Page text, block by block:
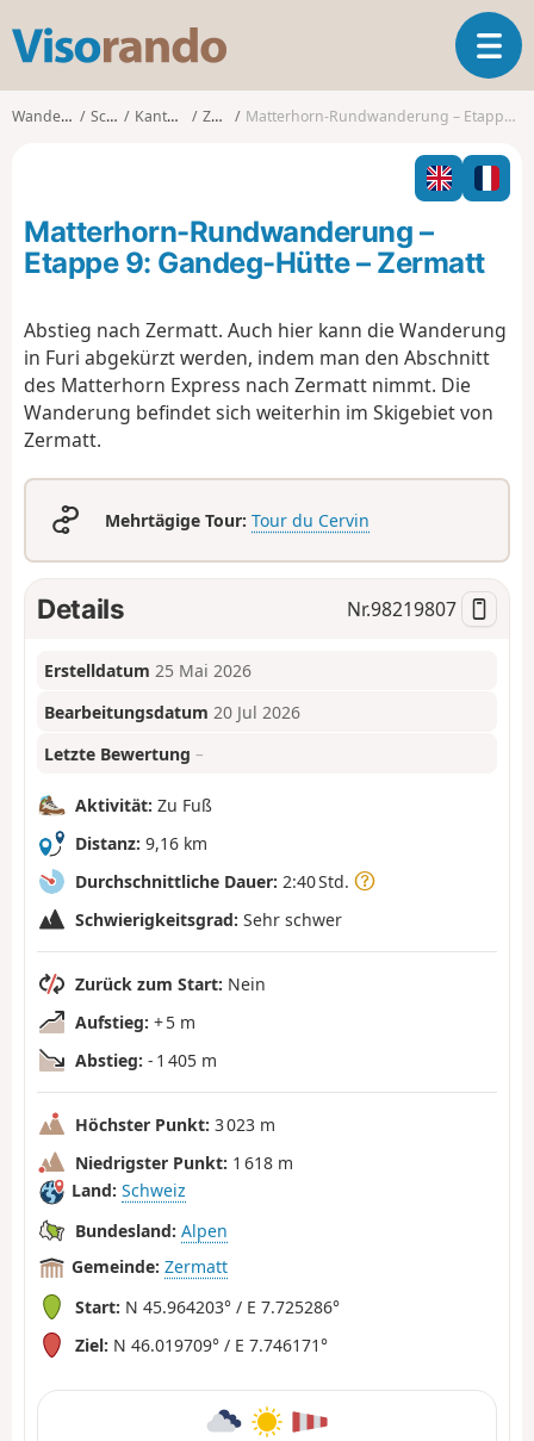
s
o
T
o
g
l
n
a
t
o
Wanderungen Schweiz Kanton Wallis Zermatt Matterhorn-Rundwanderung – Etappe 9: Gandeg-Hütte – Zermatt
Matterhorn-Rundwanderung –
Etappe 9: Gandeg-Hütte – Zermatt
Abstieg nach Zermatt. Auch hier kann die Wanderung
in Furi abgekürzt werden, indem man den Abschnitt
des Matterhorn Express nach Zermatt nimmt. Die
Wanderung befindet sich weiterhin im Skigebiet von
Zermatt.
Mehrtägige Tour: Tour du Cervin
Details Nr.98219807
Erstelldatum 25 Mai 2026
Bearbeitungsdatum 20 Jul 2026
Letzte Bewertung –
Aktivität: Zu Fuß
Distanz: 9,16 km
Durchschnittliche Dauer: 2:40 Std.
Schwierigkeitsgrad: Sehr schwer
Zurück zum Start: Nein
Aufstieg: + 5 m
Abstieg: - 1 405 m
Höchster Punkt: 3 023 m
Niedrigster Punkt: 1 618 m
Land: Schweiz
Bundesland: Alpen
Gemeinde: Zermatt
Start: N 45.964203° / E 7.725286°
Ziel: N 46.019709° / E 7.746171°